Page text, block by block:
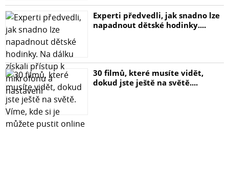
Experti předvedli, jak snadno lze
napadnout dětské hodinky....
30 filmů, které musíte vidět,
dokud jste ještě na světě....